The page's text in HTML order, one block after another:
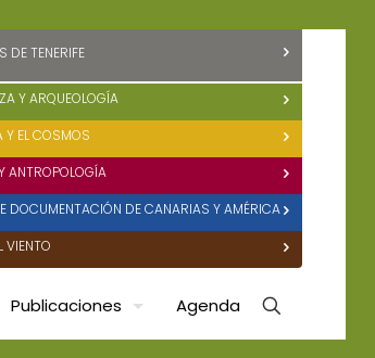
Publicaciones Agenda
DE TENERIFE
Y ARQUEOLOGÍA
Y EL COSMOS
ANTROPOLOGÍA
DOCUMENTACIÓN DE CANARIAS Y AMÉRICA
VIENTO